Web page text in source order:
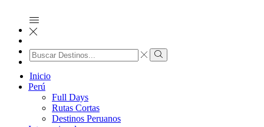
Search
input
Search
Inicio
Perú
Full Days
Rutas Cortas
Destinos Peruanos